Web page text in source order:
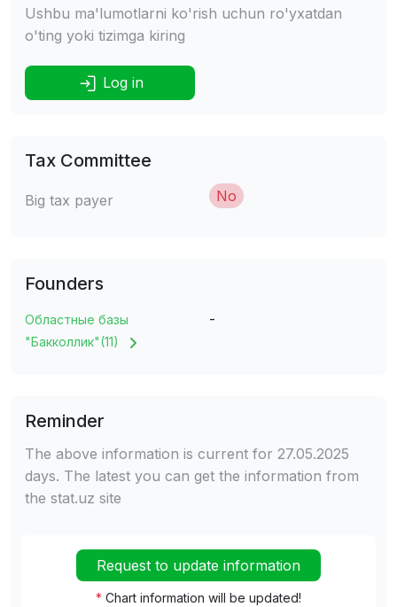
Ushbu ma'lumotlarni ko'rish uchun ro'yxatdan
o'ting yoki tizimga kiring
Log in
Tax Committee
Big tax payer No
Founders
Областные базы
"Бакколлик"(11)
-
Reminder
The above information is current for 27.05.2025
days. The latest you can get the information from
the stat.uz site
Request to update information
* Chart information will be updated!